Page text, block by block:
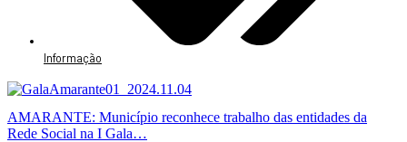
Informação
AMARANTE: Município reconhece trabalho das entidades da
Rede Social na I Gala…